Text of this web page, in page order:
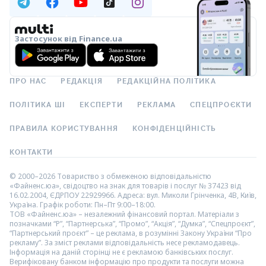
Застосунок від Finance.ua
ПРО НАС РЕДАКЦІЯ РЕДАКЦІЙНА ПОЛІТИКА
ПОЛІТИКА ШІ ЕКСПЕРТИ РЕКЛАМА СПЕЦПРОЄКТИ
ПРАВИЛА КОРИСТУВАННЯ КОНФІДЕНЦІЙНІСТЬ
КОНТАКТИ
© 2000–2026 Товариство з обмеженою відповідальністю
«Файненс.юа», свідоцтво на знак для товарів і послуг № 37423 від
16.02.2004, ЄДРПОУ 22929966. Адреса: вул. Миколи Грінченка, 4В, Київ,
Україна. Графік роботи: Пн–Пт 9:00–18:00.
ТОВ «Файненс.юа» – незалежний фінансовий портал. Матеріали з
позначками “Р”, “Партнерська”, “Промо”, “Акція”, “Думка”, “Спецпроєкт”,
“Партнерський проєкт” – це реклама, в розумінні Закону України “Про
рекламу”. За зміст реклами відповідальність несе рекламодавець.
Інформація на даній сторінці не є рекламою банківських послуг.
Верифіковану банком інформацію про продукти та послуги можна